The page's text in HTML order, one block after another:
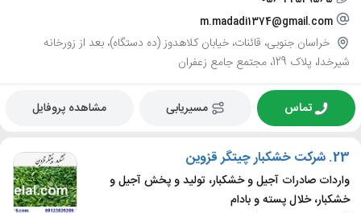
m.madadi1374@gmail.com
خراسان جنوبی، قائنات، خیابان کلاهدوز (ده دستگاه)، بعد از زورخانه
شیرخدا، پلاک 129، مجتمع جامع زعفران
تماس مسیریابی مشاهده پروفایل
23. شرکت خشکبار چیتگر قزوین
واردات صادرات آجیل و خشکبار، تولید و پخش آجیل و
خشکبار، خلال پسته و بادام